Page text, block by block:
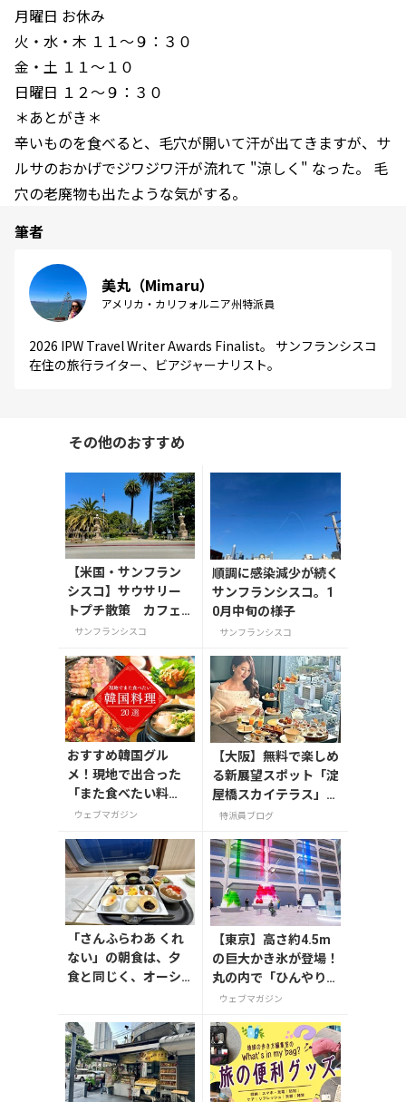
月曜日 お休み
火・水・木 １１〜９：３０
金・土 １１〜１０
日曜日 １２〜９：３０
＊あとがき＊
辛いものを食べると、毛穴が開いて汗が出てきますが、サ
ルサのおかげでジワジワ汗が流れて "涼しく" なった。 毛
穴の老廃物も出たような気がする。
筆者
美丸（Mimaru）
アメリカ・カリフォルニア州特派員
2026 IPW Travel Writer Awards Finalist。 サンフランシスコ
在住の旅行ライター、ビアジャーナリスト。
その他のおすすめ
【米国・サンフラン
シスコ】サウサリー
トプチ散策 カフェ
＆スーパー
サンフランシスコ
順調に感染減少が続く
サンフランシスコ。1
0月中旬の様子
サンフランシスコ
おすすめ韓国グル
メ！現地で出合った
「また食べたい料
理」20選
ウェブマガジン
【大阪】無料で楽しめ
る新展望スポット「淀
屋橋スカイテラス」と
30階アフタヌーンテ
特派員ブログ
「さんふらわあ くれ
ない」の朝食は、夕
食と同じく、オーシ
瀬戸内航路に因んだ
食材や郷土料理のビ
ュッフェが楽しめま
す。そして別府港への
【東京】高さ約4.5m
の巨大かき氷が登場！
丸の内で「ひんやりＫ
ＩＴＴＥ」が8月7日
ウェブマガジン